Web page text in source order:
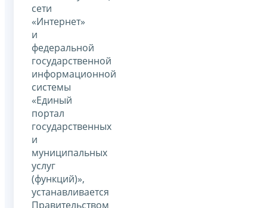
сети
«Интернет»
и
федеральной
государственной
информационной
системы
«Единый
портал
государственных
и
муниципальных
услуг
(функций)»,
устанавливается
Правительством